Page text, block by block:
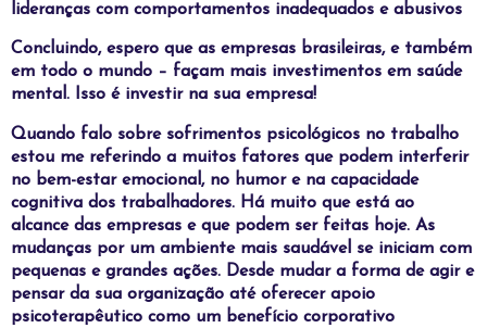
lideranças com comportamentos inadequados e abusivos
Concluindo, espero que as empresas brasileiras, e também
em todo o mundo – façam mais investimentos em saúde
mental. Isso é investir na sua empresa!
Quando falo sobre sofrimentos psicológicos no trabalho
estou me referindo a muitos fatores que podem interferir
no bem-estar emocional, no humor e na capacidade
cognitiva dos trabalhadores. Há muito que está ao
alcance das empresas e que podem ser feitas hoje. As
mudanças por um ambiente mais saudável se iniciam com
pequenas e grandes ações. Desde mudar a forma de agir e
pensar da sua organização até oferecer apoio
psicoterapêutico como um benefício corporativo